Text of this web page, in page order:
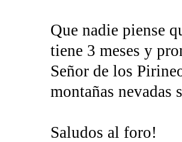
Que nadie piense
tiene 3 meses y
Señor de los
montañas
Saludos al foro!